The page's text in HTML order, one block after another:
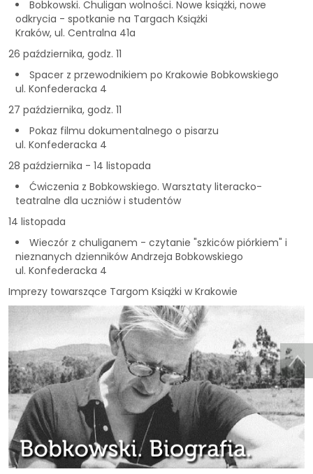
Bobkowski. Chuligan wolności. Nowe książki, nowe
odkrycia - spotkanie na Targach Książki
Kraków, ul. Centralna 41a
26 października, godz. 11
Spacer z przewodnikiem po Krakowie Bobkowskiego
ul. Konfederacka 4
27 października, godz. 11
Pokaz filmu dokumentalnego o pisarzu
ul. Konfederacka 4
28 października - 14 listopada
Ćwiczenia z Bobkowskiego. Warsztaty literacko-
teatralne dla uczniów i studentów
14 listopada
Wieczór z chuliganem - czytanie "szkiców piórkiem" i
nieznanych dzienników Andrzeja Bobkowskiego
ul. Konfederacka 4
Imprezy towarszące Targom Książki w Krakowie